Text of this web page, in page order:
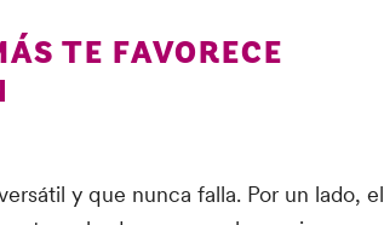
TE FAVORECE
y que nunca falla. Por un lado, el